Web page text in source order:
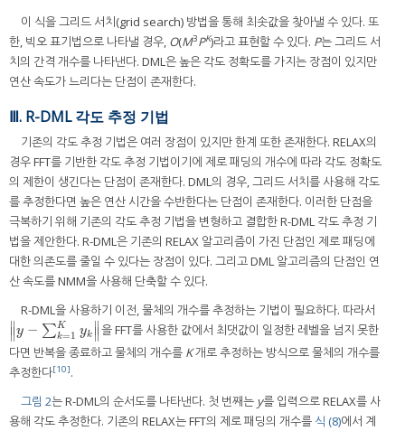
이 식을 그리드 서치(grid search) 방법을 통해 최솟값을 찾아낼 수 있다. 또
한, 빅오 표기법으로 나타낼 경우, O(M3PK)라고 표현할 수 있다. P는 그리드 서
치의 간격 개수를 나타낸다. DML은 높은 각도 정확도를 가지는 장점이 있지만
연산 속도가 느리다는 단점이 존재한다.
Ⅲ. R-DML 각도 추정 기법
기존의 각도 추정 기법은 여러 장점이 있지만 한계 또한 존재한다. RELAX의
경우 FFT를 기반한 각도 추정 기법이기에 제로 패딩의 개수에 따라 각도 정확도
의 제한이 생긴다는 단점이 존재한다. DML의 경우, 그리드 서치를 사용해 각도
를 추정한다면 높은 연산 시간을 수반한다는 단점이 존재한다. 이러한 단점을
극복하기 위해 기존의 각도 추정 기법을 변형하고 결합한 R-DML 각도 추정 기
법을 제안한다. R-DML은 기존의 RELAX 알고리즘이 가진 단점인 제로 패딩에
대한 의존도를 줄일 수 있다는 장점이 있다. 그리고 DML 알고리즘의 단점인 연
산 속도를 NMM을 사용해 단축할 수 있다.
R-DML을 사용하기 이전, 물체의 개수를 추정하는 기법이 필요하다. 따라서
∥∥y − ∑K
k=1 yk ∥∥
∥y −∑ k= 1K yk ∥
을 FFT를 사용한 값에서 최댓값이 일정한 레벨을 넘지 못한
다면 반복을 종료하고 물체의 개수를 K개로 추정하는 방식으로 물체의 개수를
추정한다[10].
그림 2는 R-DML의 순서도를 나타낸다. 첫 번째는 y를 입력으로 RELAX를 사
용해 각도 추정한다. 기존의 RELAX는 FFT의 제로 패딩의 개수를 식 (8)에서 계